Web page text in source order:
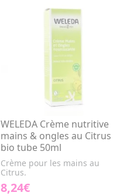
WELEDA Crème nutritive
mains & ongles au Citrus
bio tube 50ml
Crème pour les mains au
Citrus.
8,24€